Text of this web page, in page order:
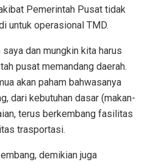
Pemerintah Pusat tidak
untuk operasional TMD.
dan mungkin kita harus
pusat memandang daerah.
akan paham bahwasanya
dari kebutuhan dasar (makan-
terus berkembang fasilitas
trasportasi.
demikian juga